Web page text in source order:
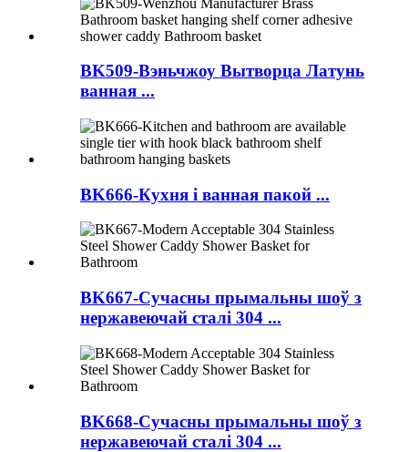
BK509-Вэньчжоу Вытворца Латунь
ванная ...
BK666-Кухня і ванная пакой ...
BK667-Сучасны прымальны шоў з
нержавеючай сталі 304 ...
BK668-Сучасны прымальны шоў з
нержавеючай сталі 304 ...